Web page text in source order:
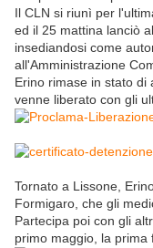
Il CLN si riunì per
ed il 25 mattina lanciò
insediandosi come
all'Amministrazione
Erino rimase in stato
venne liberato con gli
Tornato a Lissone,
Formigaro, che gli
Partecipa poi con gli
primo maggio, la prima